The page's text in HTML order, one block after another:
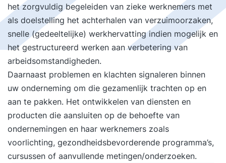
het zorgvuldig begeleiden van zieke werknemers met
als doelstelling het achterhalen van verzuimoorzaken,
snelle (gedeeltelijke) werkhervatting indien mogelijk en
het gestructureerd werken aan verbetering van
arbeidsomstandigheden.
Daarnaast problemen en klachten signaleren binnen
uw onderneming om die gezamenlijk trachten op en
aan te pakken. Het ontwikkelen van diensten en
producten die aansluiten op de behoefte van
ondernemingen en haar werknemers zoals
voorlichting, gezondheidsbevorderende programma’s,
cursussen of aanvullende metingen/onderzoeken.